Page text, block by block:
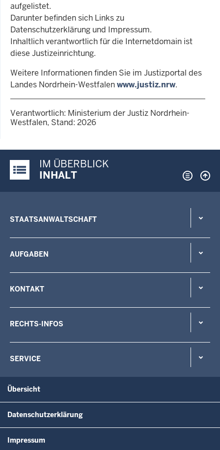
aufgelistet.
Darunter befinden sich Links zu
Datenschutzerklärung und Impressum.
Inhaltlich verantwortlich für die Internetdomain ist
diese Justizeinrichtung.
Weitere Informationen finden Sie im Justizportal des
Landes Nordrhein-Westfalenwww.justiz.nrw.
Verantwortlich: Ministerium der Justiz Nordrhein-
Westfalen, Stand: 2026
Justiz-Portal im Überblick:
IM ÜBERBLICK
INHALT
STAATSANWALTSCHAFT
AUFGABEN
KONTAKT
RECHTS-INFOS
SERVICE
Übersicht
Datenschutzerklärung
Impressum